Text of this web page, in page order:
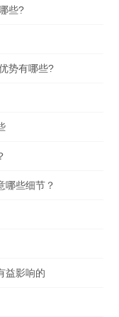
些?
势有哪些?
哪些细节？
益影响的